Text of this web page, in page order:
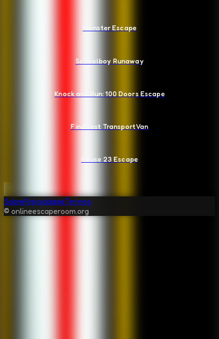
Monster Escape
Schoolboy Runaway
Knock and Run: 100 Doors Escape
Find Lost Transport Van
House 23 Escape
SobrePrivacidadeTermos
© onlineescaperoom.org